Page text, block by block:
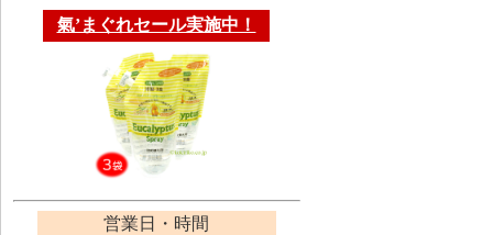
氣’まぐれセール実施中！
営業日・時間